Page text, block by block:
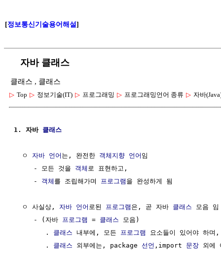
[정보통신기술용어해설]
자바 클래스
클래스 , 클래스
▷ Top ▷ 정보기술(IT) ▷ 프로그래밍 ▷ 프로그래밍언어 종류 ▷ 자바
1. 자바 클래스
  ㅇ
자바 언어 는, 완전한 객체지향 언어 임
     - 모든 것을
객체 로 표현하고,
     -
객체 를 조립해가며 프로그램 을 완성하게 됨
  ㅇ 사실상,
자바 언어 로된 프로그램 은, 곧 자바 클래스 모음 임
     - (자바
프로그램 = 클래스 모음)
        .
클래스 내부에, 모든 프로그램
요소들이 있어야 하며,
        .
클래스 외부에는, package 선언 ,import 문장 외에